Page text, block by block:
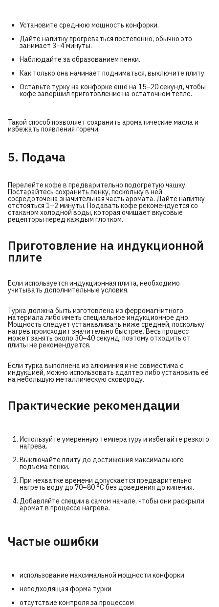
Установите среднюю мощность конфорки.
Дайте напитку прогреваться постепенно, обычно это
занимает 3–4 минуты.
Наблюдайте за образованием пенки.
Как только она начинает подниматься, выключите плиту.
Оставьте турку на конфорке ещё на 15–20 секунд, чтобы
кофе завершил приготовление на остаточном тепле.
Такой способ позволяет сохранить ароматические масла и
избежать появления горечи.
5. Подача
Перелейте кофе в предварительно подогретую чашку.
Постарайтесь сохранить пенку, поскольку в ней
сосредоточена значительная часть аромата. Дайте напитку
отстояться 1–2 минуты. Подавать кофе рекомендуется со
стаканом холодной воды, которая очищает вкусовые
рецепторы перед каждым глотком.
Приготовление на индукционной
плите
Если используется индукционная плита, необходимо
учитывать дополнительные условия.
Турка должна быть изготовлена из ферромагнитного
материала либо иметь специальное индукционное дно.
Мощность следует устанавливать ниже средней, поскольку
нагрев происходит значительно быстрее. Весь процесс
может занять около 30–40 секунд, поэтому отходить от
плиты не рекомендуется.
Если турка выполнена из алюминия и не совместима с
индукцией, можно использовать адаптер либо установить её
на небольшую металлическую сковороду.
Практические рекомендации
Используйте умеренную температуру и избегайте резкого
нагрева.
Выключайте плиту до достижения максимального
подъёма пенки.
При нехватке времени допускается предварительно
нагреть воду до 70–80 °C без доведения до кипения.
Добавляйте специи в самом начале, чтобы они раскрыли
аромат в процессе нагрева.
Частые ошибки
использование максимальной мощности конфорки
неподходящая форма турки
отсутствие контроля за процессом